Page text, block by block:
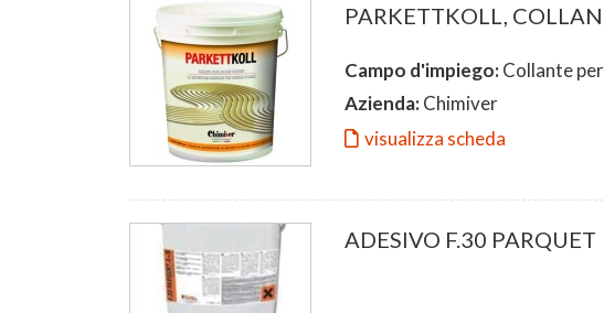
PARKETTKOLL,
Campo d'impiego:Collante
Azienda:Chimiver
visualizza scheda
ADESIVO F.30 PARQUET